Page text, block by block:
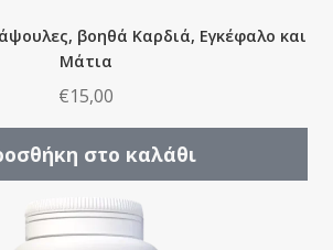
βοηθά Καρδιά, Εγκέφαλο και
Μάτια
€15,00
στο καλάθι